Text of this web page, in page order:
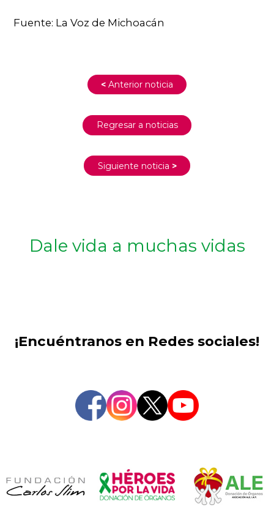
Fuente: La Voz de Michoacán
< Anterior noticia
Regresar a noticias
Siguiente noticia >
Dale vida a muchas vidas
¡Encuéntranos en Redes sociales!